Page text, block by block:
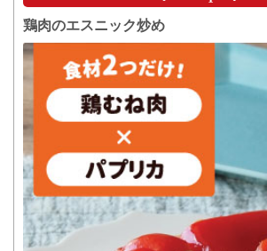
鶏肉のエスニック炒め